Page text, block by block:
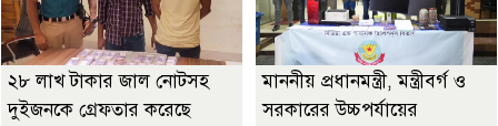
২৮ লাখ টাকার জাল নোটসহ
দুইজনকে গ্রেফতার করেছে
মাননীয় প্রধানমন্ত্রী, মন্ত্রীবর্গ ও
সরকারের উচ্চপর্যায়ের